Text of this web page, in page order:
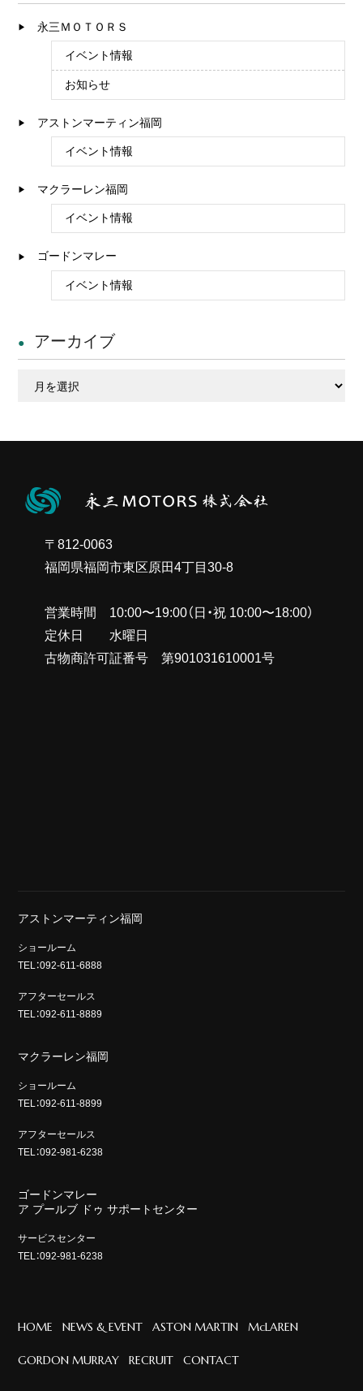
永三ＭＯＴＯＲＳ
イベント情報
お知らせ
アストンマーティン福岡
イベント情報
マクラーレン福岡
イベント情報
ゴードンマレー
イベント情報
アーカイブ
〒812-0063
福岡県福岡市東区原田4丁目30-8
営業時間 10:00〜19:00（日・祝 10:00〜18:00）
定休日 水曜日
古物商許可証番号 第901031610001号
アストンマーティン福岡
ショールーム
TEL：092-611-6888
アフターセールス
TEL：092-611-8889
マクラーレン福岡
ショールーム
TEL：092-611-8899
アフターセールス
TEL：092-981-6238
ゴードンマレー
ア プールブ ドゥ サポートセンター
サービスセンター
TEL：092-981-6238
HOME NEWS & EVENT ASTON MARTIN McLAREN
GORDON MURRAY RECRUIT CONTACT